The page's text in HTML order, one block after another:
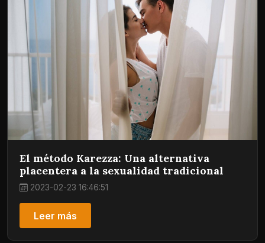
El método Karezza: Una alternativa
placentera a la sexualidad tradicional
2023-02-23 16:46:51
Leer más